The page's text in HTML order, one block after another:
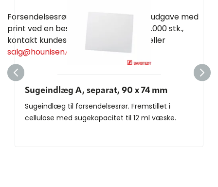
Forsendelsesrørene kan bestilles i en udgave med
print ved en bestillingsmængde på 10.000 stk.,
kontakt kundeservice på 86 21 08 00 eller
salg@hounisen.com
Sugeindlæg A, separat, 90 x 74 mm
Sugeindlæg til forsendelsesrør. Fremstillet i
cellulose med sugekapacitet til 12 ml væske.